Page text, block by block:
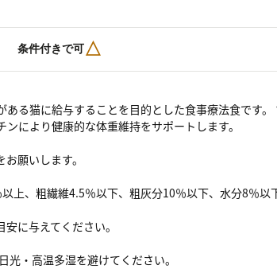
条件付きで可△
る猫に給与することを目的とした食事療法食です
により健康的な体重維持をサポートします。
願いします。
上、粗繊維4.5％以下、粗灰分10％以下、水分8％以
に与えてください。
・高温多湿を避けてください。